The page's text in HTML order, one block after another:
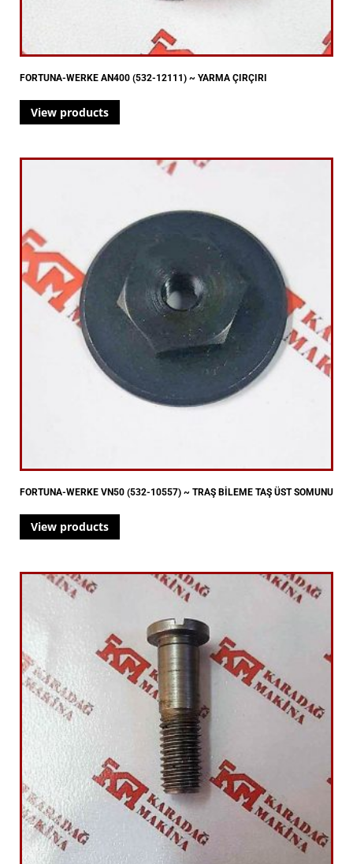
FORTUNA-WERKE AN400 (532-12111) ~ YARMA ÇIRÇIRI
View products
FORTUNA-WERKE VN50 (532-10557) ~ TRAŞ BİLEME TAŞ ÜST SOMUNU
View products